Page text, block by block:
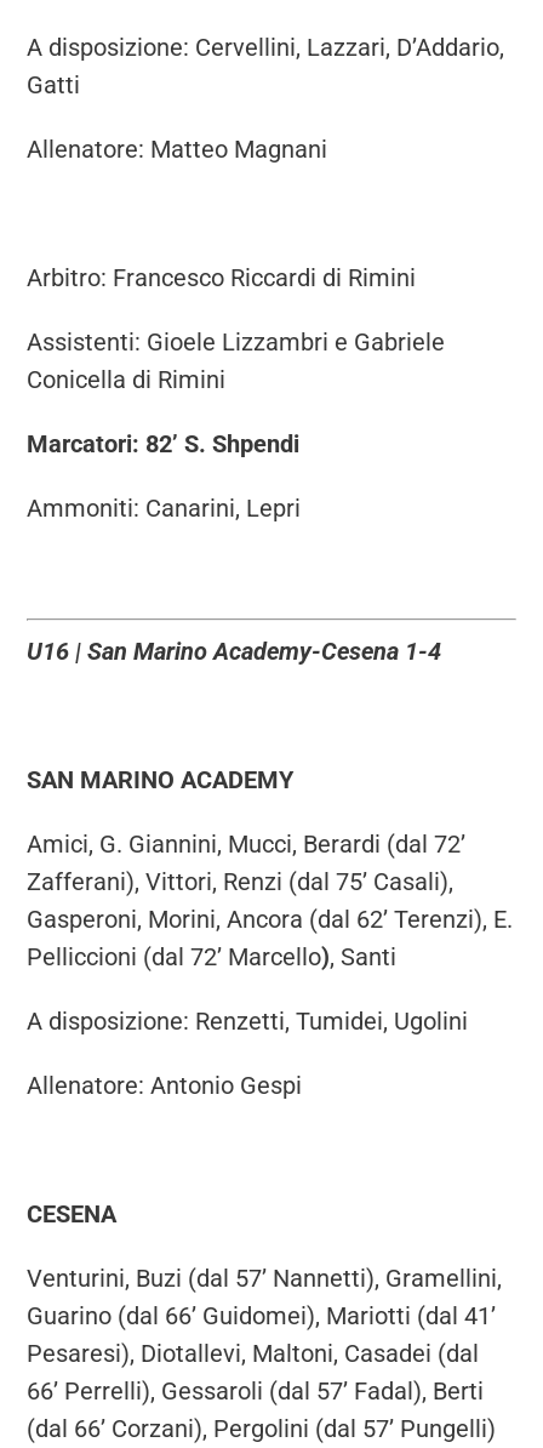
A disposizione: Cervellini, Lazzari, D’Addario,
Gatti
Allenatore: Matteo Magnani
Arbitro: Francesco Riccardi di Rimini
Assistenti: Gioele Lizzambri e Gabriele
Conicella di Rimini
Marcatori: 82’ S. Shpendi
Ammoniti: Canarini, Lepri
U16 | San Marino Academy-Cesena 1-4
SAN MARINO ACADEMY
Amici, G. Giannini, Mucci, Berardi (dal 72’
Zafferani), Vittori, Renzi (dal 75’ Casali),
Gasperoni, Morini, Ancora (dal 62’ Terenzi), E.
Pelliccioni (dal 72’ Marcello), Santi
A disposizione: Renzetti, Tumidei, Ugolini
Allenatore: Antonio Gespi
CESENA
Venturini, Buzi (dal 57’ Nannetti), Gramellini,
Guarino (dal 66’ Guidomei), Mariotti (dal 41’
Pesaresi), Diotallevi, Maltoni, Casadei (dal
66’ Perrelli), Gessaroli (dal 57’ Fadal), Berti
(dal 66’ Corzani), Pergolini (dal 57’ Pungelli)